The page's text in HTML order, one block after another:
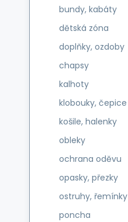
bundy, kabáty
dětská zóna
doplňky, ozdoby
chapsy
kalhoty
klobouky, čepice
košile, halenky
obleky
ochrana oděvu
opasky, přezky
ostruhy, řemínky
poncha